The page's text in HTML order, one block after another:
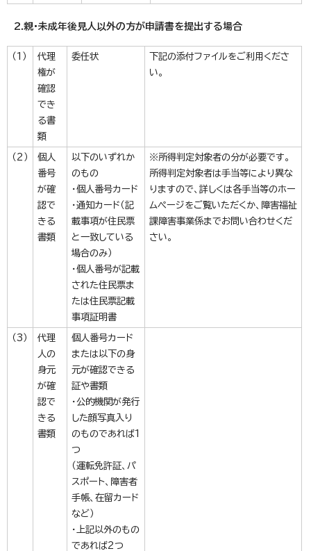
2.親・未成年後見人以外の方が申請書を提出する場合
（1）
代理
権が
確認
でき
る書
類
委任状
下記の添付ファイルをご利用くださ
い。
（2）
個人
番号
が確
認で
きる
書類
以下のいずれか
のもの
・個人番号カード
・通知カード（記
載事項が住民票
と一致している
場合のみ）
・個人番号が記載
された住民票ま
たは住民票記載
事項証明書
※所得判定対象者の分が必要です。
所得判定対象者は手当等により異な
りますので、詳しくは各手当等のホー
ムページをご覧いただくか、障害福祉
課障害事業係までお問い合わせくだ
さい。
（3）
代理
人の
身元
が確
認で
きる
書類
個人番号カード
または以下の身
元が確認できる
証や書類
・公的機関が発行
した顔写真入り
のものであれば1
つ
（運転免許証、パ
スポート、障害者
手帳、在留カード
など）
・上記以外のもの
であれば2つ